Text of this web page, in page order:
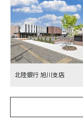
北陸銀行 旭川支店